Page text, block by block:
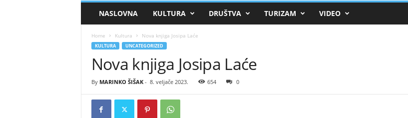
Dubravice.hr Dubravice.hr
NASLOVNA KULTURA DRUŠTVA TURIZAM VIDEO
Home Kultura Nova knjiga Josipa Laće
KULTURA UNCATEGORIZED
Nova knjiga Josipa Laće
By MARINKO ŠIŠAK- 8. veljače 2023. 654 0